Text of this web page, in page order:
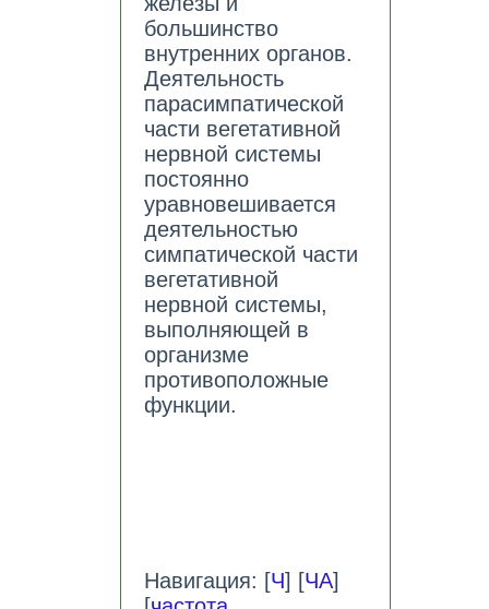
большинство
внутренних органов.
Деятельность
парасимпатической
части вегетативной
нервной системы
постоянно
уравновешивается
деятельностью
симпатической части
вегетативной
нервной системы,
выполняющей в
организме
противоположные
функции.
Навигация: [Ч] [ЧА]